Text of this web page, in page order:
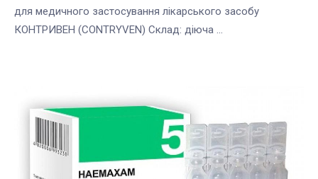
для медичного застосування лікарського засобу
КОНТРИВЕН (CONTRYVEN) Cклад: діюча ...